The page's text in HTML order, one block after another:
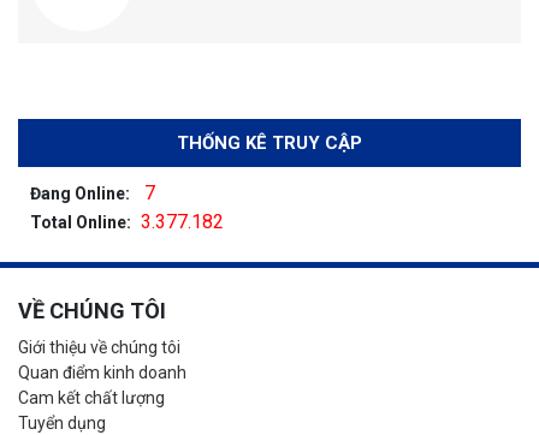
THỐNG KÊ TRUY CẬP
Đang Online: 7
Total Online: 3.377.182
VỀ CHÚNG TÔI
Giới thiệu về chúng tôi
Quan điểm kinh doanh
Cam kết chất lượng
Tuyển dụng